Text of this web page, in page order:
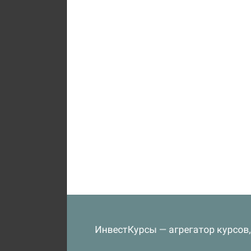
ИнвестКурсы — агрегатор